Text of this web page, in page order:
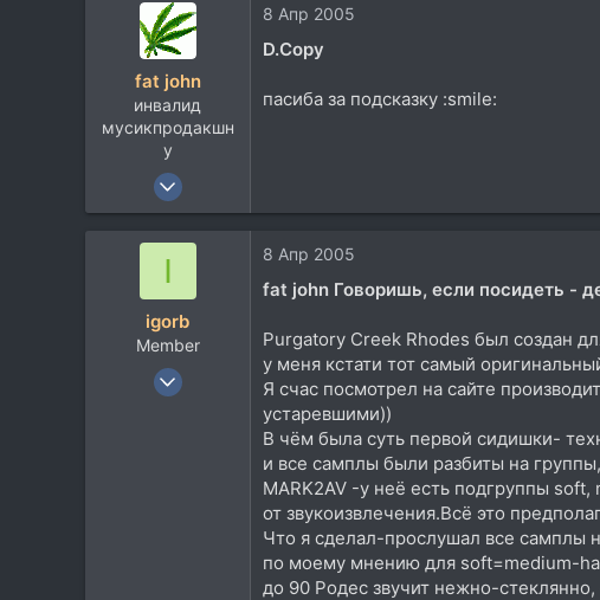
fat john
инвалид
мусикпродакшн
у
12 Мар 2005
3.110
Беларусь
8 Апр 2005
D.Copy
пасиба за подсказку :smile:
I
igorb
Member
14 Янв 2005
8 Апр 2005
fat john Говоришь, если посидеть -
Purgatory Creek Rhodes был создан
у меня кстати тот самый
Я счас посмотрел на сайте
устаревшими))
В чём была суть первой сидишки-
и все самплы были разбиты на
MARK2AV -у неё есть подгруппы
от звукоизвлечения.Всё это
Что я сделал-прослушал все самплы
по моему мнению для soft=medium-
до 90 Родес звучит нежно-стеклянно,